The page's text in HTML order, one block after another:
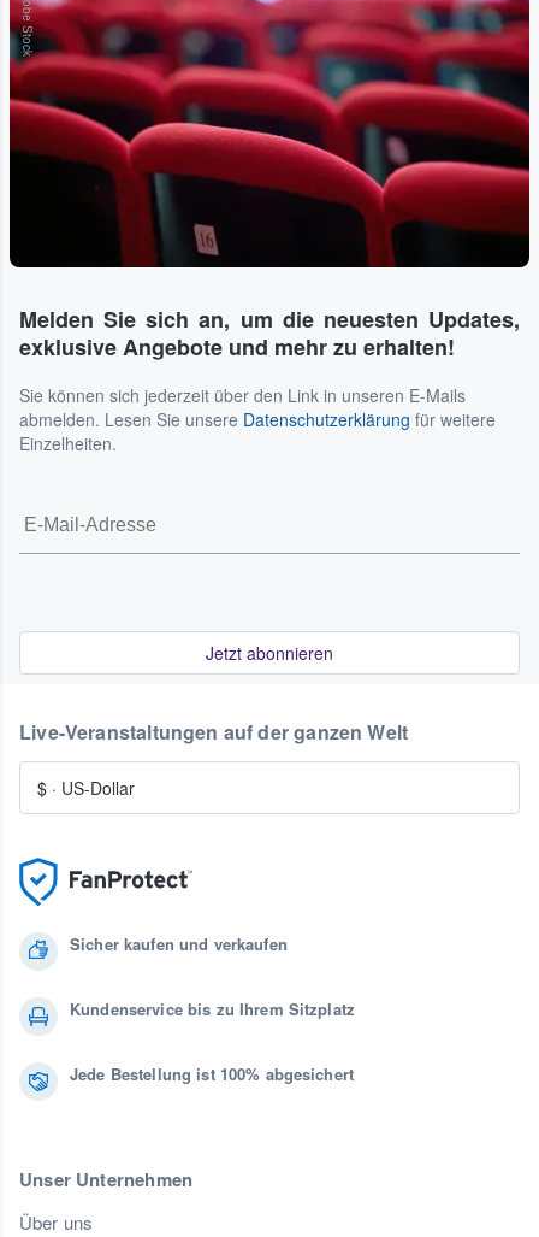
Adobe Stock
Melden Sie sich an, um die neuesten Updates,
exklusive Angebote und mehr zu erhalten!
Sie können sich jederzeit über den Link in unseren E-Mails
abmelden. Lesen Sie unsere Datenschutzerklärung für weitere
Einzelheiten.
Jetzt abonnieren
Sicher kaufen und verkaufen
Kundenservice bis zu Ihrem Sitzplatz
Jede Bestellung ist 100% abgesichert
Unser Unternehmen
Über uns
Live-Veranstaltungen auf der ganzen Welt
$ · US-Dollar